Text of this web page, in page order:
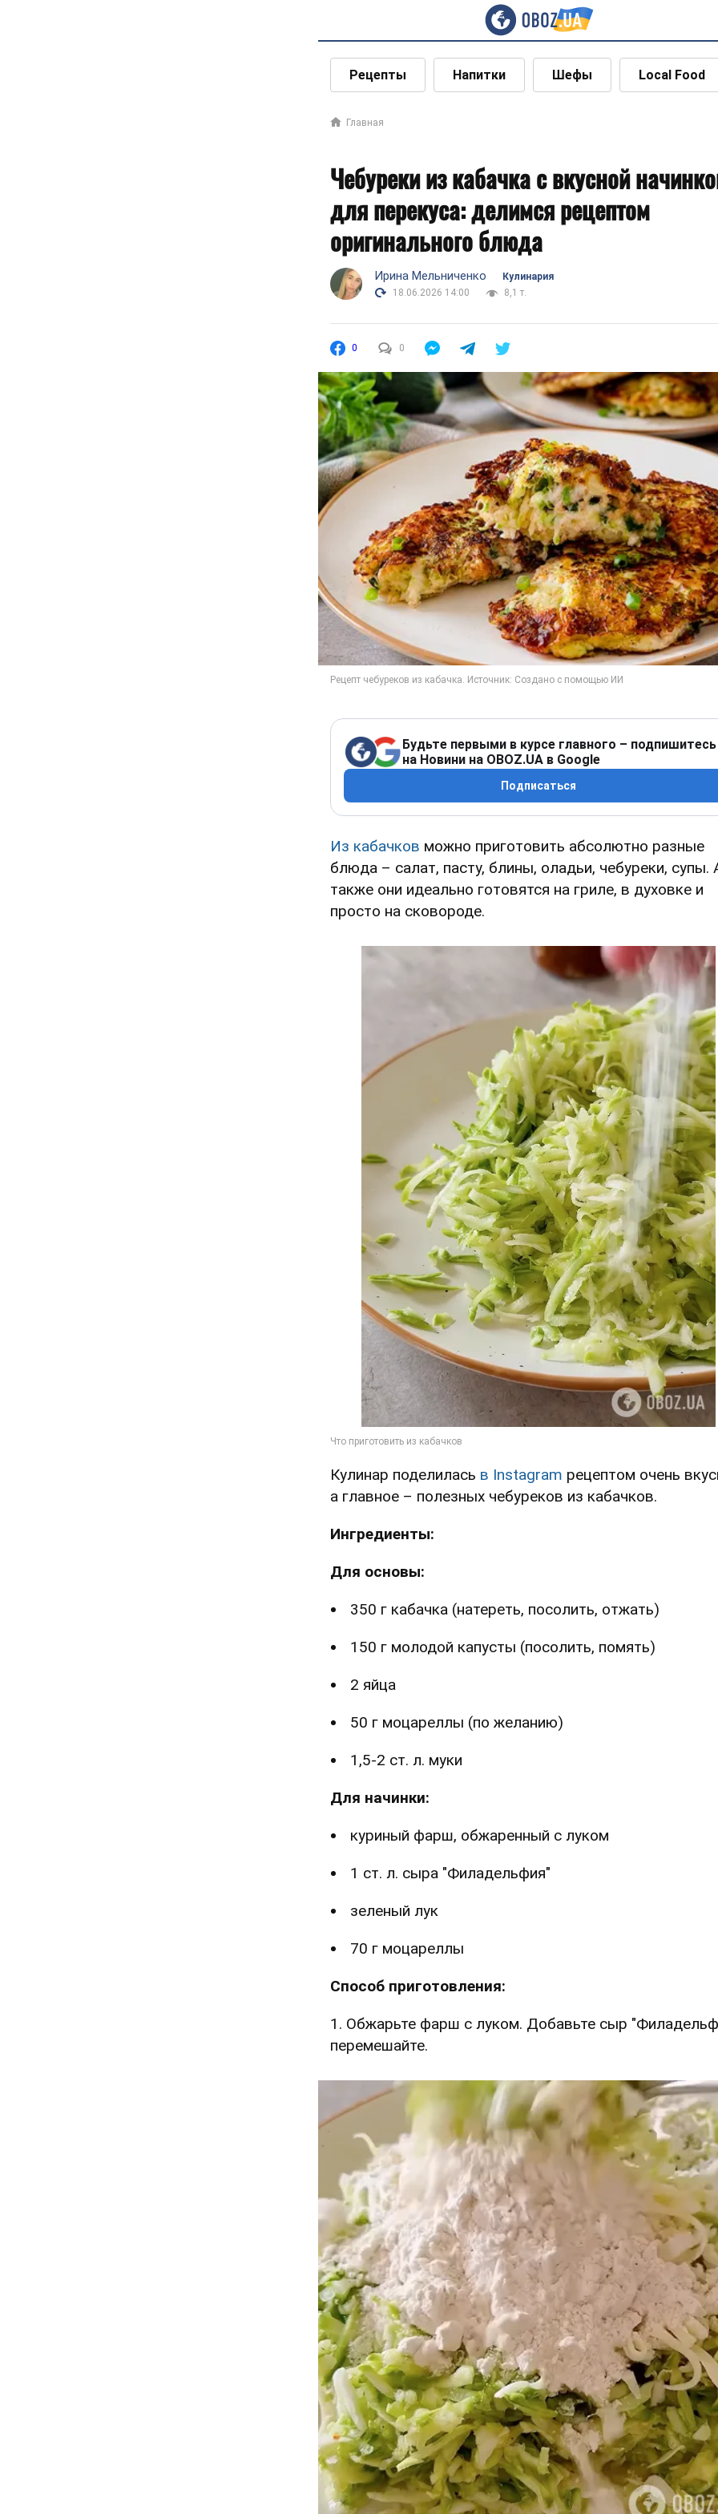
Рецепты Напитки Шефы Local Food
Главная
Чебуреки из кабачка с вкусной
для перекуса: делимся рецептом
оригинального блюда
Ирина Мельниченко
Кулинария
18.06.2026 14:00
8,1 т.
0 0
Будьте первыми в курсе главного – подпишитесь
на Новини на OBOZ.UA в Google
Подписаться
Из кабачков можно приготовить абсолютно разные
блюда – салат, пасту, блины, оладьи, чебуреки, супы.
также они идеально готовятся на гриле, в духовке и
просто на сковороде.
Кулинар поделилась в Instagram рецептом очень
а главное – полезных чебуреков из кабачков.
Ингредиенты:
Для основы:
350 г кабачка (натереть, посолить, отжать)
150 г молодой капусты (посолить, помять)
2 яйца
50 г моцареллы (по желанию)
1,5-2 ст. л. муки
Для начинки:
куриный фарш, обжаренный с луком
1 ст. л. сыра "Филадельфия"
зеленый лук
70 г моцареллы
Способ приготовления:
1. Обжарьте фарш с луком. Добавьте сыр
перемешайте.